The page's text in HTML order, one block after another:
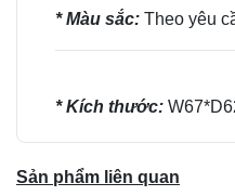
* Màu sắc: Theo yêu
* Kích thước:
Sản phẩm liên quan